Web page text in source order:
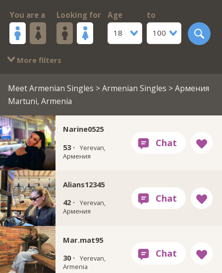
You are a Looking for
Age
18
to
100
More filters
Meet Armenian Singles >Armenian Singles > Армения
Martuni, Armenia
Narine0525
53 · Yerevan,
Армения
Alians12345
42 · Yerevan,
Армения
Mar.mat95
30 · Yerevan,
Armenia